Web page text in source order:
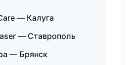
— Калуга
— Ставрополь
— Брянск